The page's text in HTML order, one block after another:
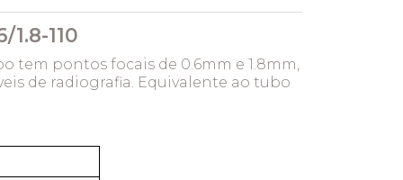
110
tem pontos focais de 0.6mm e 1.8mm,
de radiografia. Equivalente ao tubo